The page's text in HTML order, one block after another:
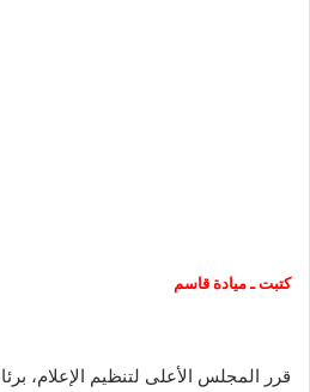
كتبت ـ ميادة قاسم
قرر المجلس الأعلى لتنظيم الإعلام،